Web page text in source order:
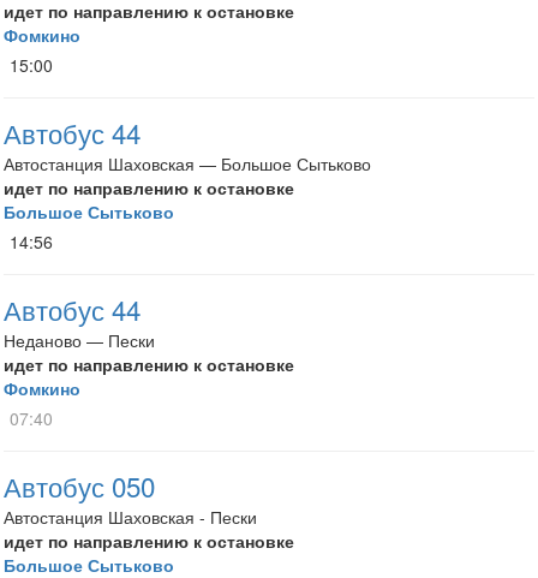
идет по направлению к остановке
Фомкино
15:00
Автобус 44
Автостанция Шаховская — Большое Сытьково
идет по направлению к остановке
Большое Сытьково
14:56
Автобус 44
Неданово — Пески
идет по направлению к остановке
Фомкино
07:40
Автобус 050
Автостанция Шаховская - Пески
идет по направлению к остановке
Большое Сытьково